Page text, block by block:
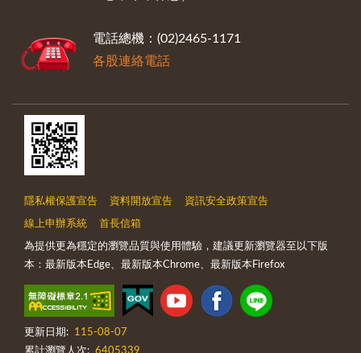
電話總機：(02)2465-1171
各股連絡電話
隱私權保護宣告 資料開放宣告 資訊安全政策宣告
線上申辦系統 首長信箱
為提供更為穩定的瀏覽品質與使用體驗，建議更新瀏覽器至以下版
本：最新版本Edge、最新版本Chrome、最新版本Firefox
更新日期:
115-08-07
累計瀏覽人次: 6405339